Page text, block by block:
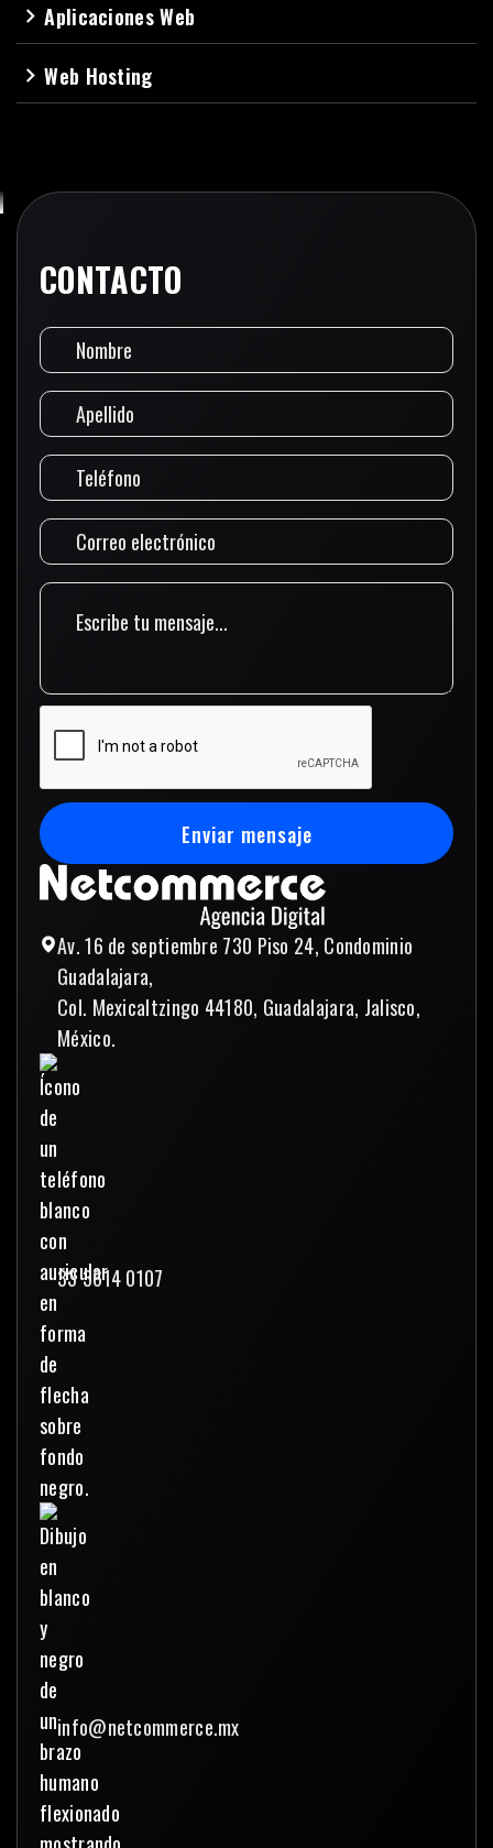
navigate_nextAplicaciones Web
navigate_nextWeb Hosting
Av. 16 de septiembre 730 Piso 24, Condominio
Guadalajara,
Col. Mexicaltzingo 44180, Guadalajara, Jalisco,
México.
33 3614 0107
info@netcommerce.mx
CONTACTO
Enviar mensaje
Enviar mensaje